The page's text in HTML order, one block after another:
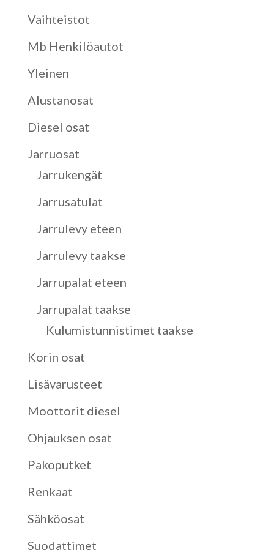
Vaihteistot
Mb Henkilöautot
Yleinen
Alustanosat
Diesel osat
Jarruosat
Jarrukengät
Jarrusatulat
Jarrulevy eteen
Jarrulevy taakse
Jarrupalat eteen
Jarrupalat taakse
Kulumistunnistimet taakse
Korin osat
Lisävarusteet
Moottorit diesel
Ohjauksen osat
Pakoputket
Renkaat
Sähköosat
Suodattimet